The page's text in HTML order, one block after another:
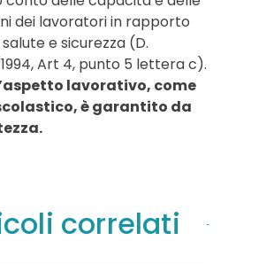
dei lavoratori in rapporto
e sicurezza (D.
Art 4, punto 5 lettera c).
lavorativo, come
è garantito da
correlati